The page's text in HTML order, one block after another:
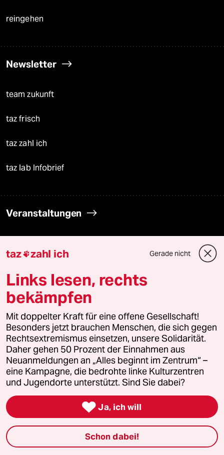
reingehen
Newsletter
team zukunft
taz frisch
taz zahl ich
taz lab Infobrief
Veranstaltungen
Live im Stream
Vergangene
taz lab 2027
Mehr taz Lesestoff
taz Blogs
taz FUTURZWEI
taz zahl ich Gerade nicht
Links lesen, rechts
bekämpfen
Mit doppelter Kraft für eine offene Gesellschaft!
Besonders jetzt brauchen Menschen, die sich gegen
Rechtsextremismus einsetzen, unsere Solidarität.
Daher gehen 50 Prozent der Einnahmen aus
Neuanmeldungen an „Alles beginnt im Zentrum“ –
eine Kampagne, die bedrohte linke Kulturzentren
und Jugendorte unterstützt. Sind Sie dabei?
 Ja, ich will
Schon dabei!